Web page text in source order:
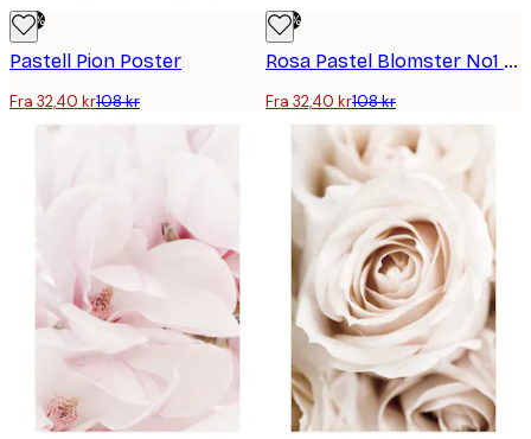
-70%
Pastell Pion Poster
Fra 32,40 kr108 kr
-70%
Rosa Pastel Blomster No1 Plakat
Fra 32,40 kr108 kr